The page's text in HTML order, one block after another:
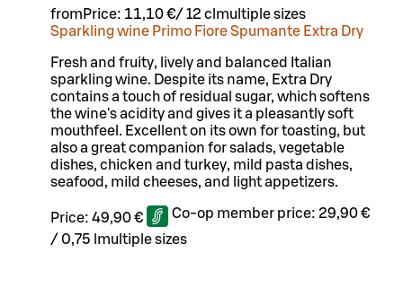
from Price: 11,10 €/ 12 cl multiple sizes
Sparkling wine Primo Fiore Spumante Extra Dry
Fresh and fruity, lively and balanced Italian
sparkling wine. Despite its name, Extra Dry
contains a touch of residual sugar, which softens
the wine's acidity and gives it a pleasantly soft
mouthfeel. Excellent on its own for toasting, but
also a great companion for salads, vegetable
dishes, chicken and turkey, mild pasta dishes,
seafood, mild cheeses, and light appetizers.
Price: 49,90 € Co-op member price: 29,90 €
/ 0,75 l multiple sizes